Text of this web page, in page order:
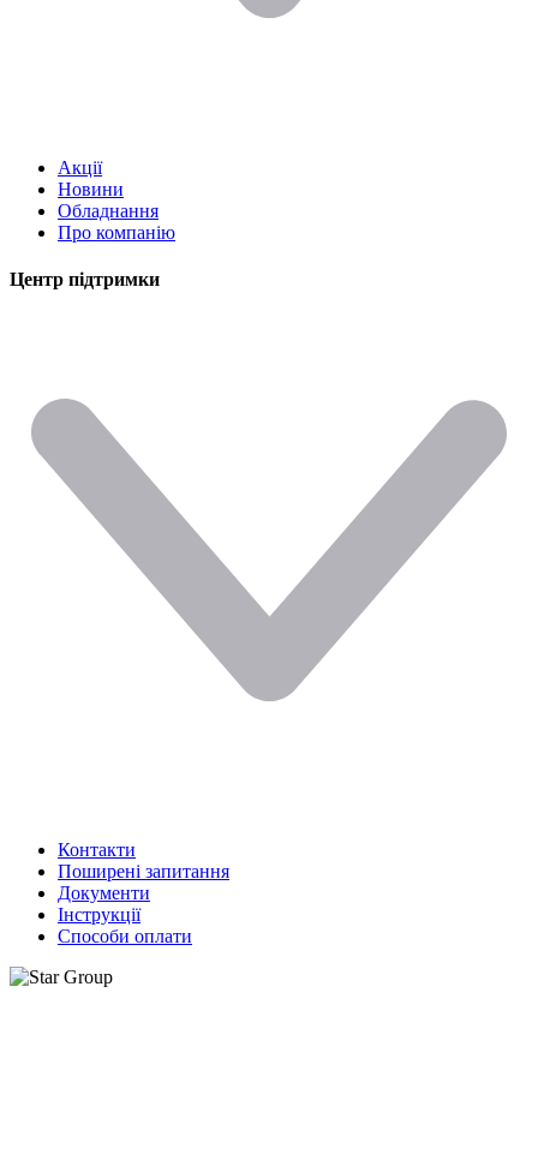
Акції
Новини
Обладнання
Про компанію
Центр підтримки
Контакти
Поширені запитання
Документи
Інструкції
Способи оплати